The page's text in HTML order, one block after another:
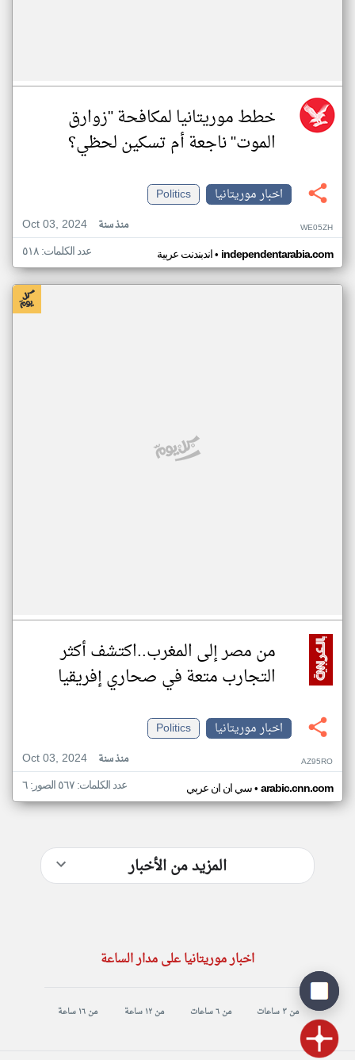
خطط موريتانيا لمكافحة "زوارق
الموت" ناجعة أم تسكين لحظي؟
اخبار موريتانيا
Politics
Oct 03, 2024
منذ سنة WE05ZH
اندبندنت عربية• independentarabia.com عدد الكلمات: ٥١٨
من مصر إلى المغرب..اكتشف أكثر
التجارب متعة في صحاري إفريقيا
اخبار موريتانيا
Politics
Oct 03, 2024
منذ سنة AZ95RO
سي ان ان عربي• arabic.cnn.com عدد الكلمات: ٥٦٧ الصور: ٦
المزيد من الأخبار
اخبار موريتانيا على مدار الساعة
من ٣ ساعات من ٦ ساعات من ١٢ ساعة من ١٦ ساعة